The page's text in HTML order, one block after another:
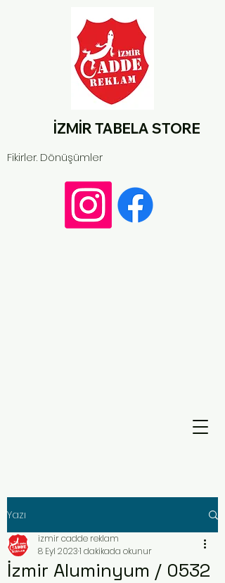
İZMİR TABELA STORE
Fikirler. Dönüşümler
Yazı
İzmir Aluminyum / 0532
izmir cadde reklam
8 Eyl 20231 dakikada okunur